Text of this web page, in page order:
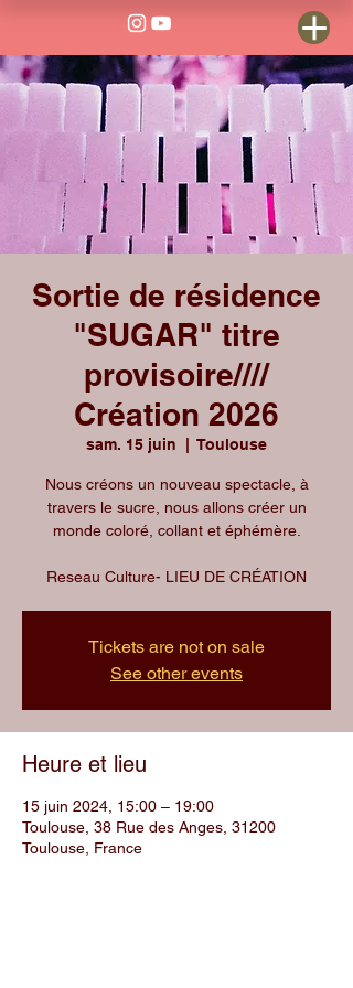
Sortie de résidence
"SUGAR" titre
provisoire////
Création 2026
sam. 15 juin
  |
Toulouse
Nous créons un nouveau spectacle, à
travers le sucre, nous allons créer un
monde coloré, collant et éphémère.
Reseau Culture- LIEU DE CRÉATION
Tickets are not on sale
See other events
Heure et lieu
15 juin 2024, 15:00 – 19:00
Toulouse, 38 Rue des Anges, 31200
Toulouse, France